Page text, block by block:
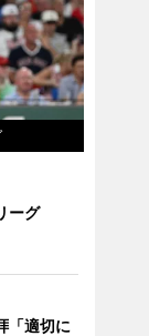
ーグ
「適切に